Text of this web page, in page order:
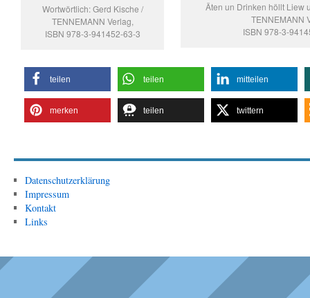
Wortwörtlich: Gerd Kische /
TENNEMANN Verlag,
ISBN 978-3-941452-63-3
Äten un Drinken höllt Liew
TENNEMANN
ISBN 978-3-
teilen teilen mitteilen
merken teilen twittern
Datenschutzerklärung
Impressum
Kontakt
Links